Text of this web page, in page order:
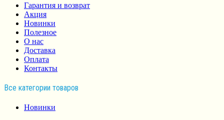
Гарантия и возврат
Акция
Новинки
Полезное
О нас
Доставка
Оплата
Контакты
Все категории товаров
Новинки